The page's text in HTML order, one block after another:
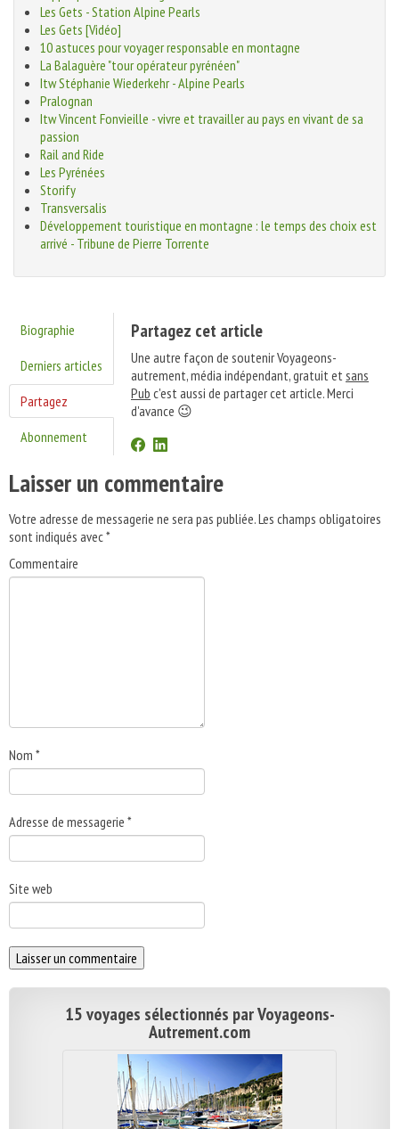
Les Gets - Station Alpine Pearls
Les Gets [Vidéo]
10 astuces pour voyager responsable en montagne
La Balaguère "tour opérateur pyrénéen"
Itw Stéphanie Wiederkehr - Alpine Pearls
Pralognan
Itw Vincent Fonvieille - vivre et travailler au pays en vivant de sa
passion
Rail and Ride
Les Pyrénées
Storify
Transversalis
Développement touristique en montagne : le temps des choix est
arrivé - Tribune de Pierre Torrente
Biographie
Derniers articles
Partagez
Abonnement
Partagez cet article
Une autre façon de soutenir Voyageons-
autrement, média indépendant, gratuit etsans
Pub c'est aussi de partager cet article. Merci
d'avance 😉
Laisser un commentaire
Votre adresse de messagerie ne sera pas publiée.Les champs obligatoires
sont indiqués avec*
Commentaire
Nom *
Adresse de messagerie *
Site web
15 voyages sélectionnés par Voyageons-
Autrement.com